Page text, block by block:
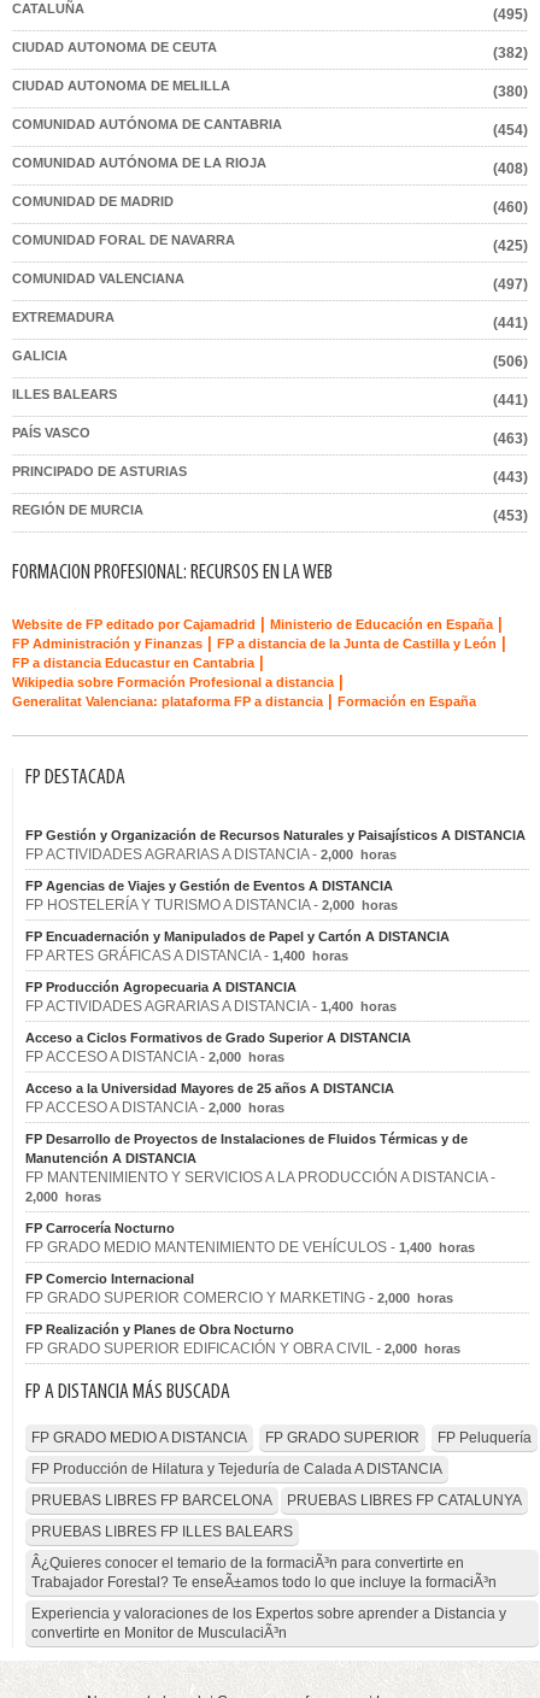
CATALUÑA (495)
CIUDAD AUTONOMA DE CEUTA (382)
CIUDAD AUTONOMA DE MELILLA (380)
COMUNIDAD AUTÓNOMA DE CANTABRIA (454)
COMUNIDAD AUTÓNOMA DE LA RIOJA (408)
COMUNIDAD DE MADRID (460)
COMUNIDAD FORAL DE NAVARRA (425)
COMUNIDAD VALENCIANA (497)
EXTREMADURA (441)
GALICIA (506)
ILLES BALEARS (441)
PAÍS VASCO (463)
PRINCIPADO DE ASTURIAS (443)
REGIÓN DE MURCIA (453)
FORMACION PROFESIONAL: RECURSOS EN LA WEB
Website de FP editado por Cajamadrid Ministerio de Educación en España
FP Administración y Finanzas FP a distancia de la Junta de Castilla y León
FP a distancia Educastur en Cantabria
Wikipedia sobre Formación Profesional a distancia
Generalitat Valenciana: plataforma FP a distancia Formación en España
FP DESTACADA
FP Gestión y Organización de Recursos Naturales y Paisajísticos A DISTANCIA
FP ACTIVIDADES AGRARIAS A DISTANCIA - 2,000 horas
FP Agencias de Viajes y Gestión de Eventos A DISTANCIA
FP HOSTELERÍA Y TURISMO A DISTANCIA - 2,000 horas
FP Encuadernación y Manipulados de Papel y Cartón A DISTANCIA
FP ARTES GRÁFICAS A DISTANCIA - 1,400 horas
FP Producción Agropecuaria A DISTANCIA
FP ACTIVIDADES AGRARIAS A DISTANCIA - 1,400 horas
Acceso a Ciclos Formativos de Grado Superior A DISTANCIA
FP ACCESO A DISTANCIA - 2,000 horas
Acceso a la Universidad Mayores de 25 años A DISTANCIA
FP ACCESO A DISTANCIA - 2,000 horas
FP Desarrollo de Proyectos de Instalaciones de Fluidos Térmicas y de
Manutención A DISTANCIA
FP MANTENIMIENTO Y SERVICIOS A LA PRODUCCIÓN A DISTANCIA -
2,000 horas
FP Carrocería Nocturno
FP GRADO MEDIO MANTENIMIENTO DE VEHÍCULOS - 1,400 horas
FP Comercio Internacional
FP GRADO SUPERIOR COMERCIO Y MARKETING - 2,000 horas
FP Realización y Planes de Obra Nocturno
FP GRADO SUPERIOR EDIFICACIÓN Y OBRA CIVIL - 2,000 horas
FP A DISTANCIA MÁS BUSCADA
FP GRADO MEDIO A DISTANCIA FP GRADO SUPERIOR
FP Peluquería
FP Producción de Hilatura y Tejeduría de Calada A DISTANCIA
PRUEBAS LIBRES FP BARCELONA
PRUEBAS LIBRES FP CATALUNYA
PRUEBAS LIBRES FP ILLES BALEARS
Â¿Quieres conocer el temario de la formaciÃ³n para convertirte en
Trabajador Forestal? Te enseÃ±amos todo lo que incluye la formaciÃ³n
Experiencia y valoraciones de los Expertos sobre aprender a Distancia y
convertirte en Monitor de MusculaciÃ³n